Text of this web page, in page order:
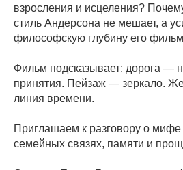
взросления и исцеления?
стиль Андерсона не мешает, а
философскую глубину его
Фильм подсказывает: дорога —
принятия. Пейзаж — зеркало.
линия времени.
Приглашаем к разговору о мифе
семейных связях, памяти и